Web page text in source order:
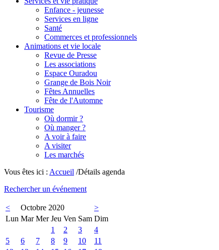
Enfance - jeunesse
Services en ligne
Santé
Commerces et professionnels
Animations et vie locale
Revue de Presse
Les associations
Espace Ouradou
Grange de Bois Noir
Fêtes Annuelles
Fête de l'Automne
Tourisme
Où dormir ?
Où manger ?
A voir à faire
A visiter
Les marchés
Vous êtes ici : Accueil /Détails agenda
Rechercher un événement
< Octobre 2020
>
Lun Mar Mer Jeu Ven Sam Dim
1
2 3
4
5
6 7 8 9 10
11